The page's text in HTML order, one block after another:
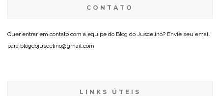
CONTATO
Quer entrar em contato com a equipe do Blog do Juscelino? Envie seu email
para blogdojuscelino@gmail.com
LINKS ÚTEIS